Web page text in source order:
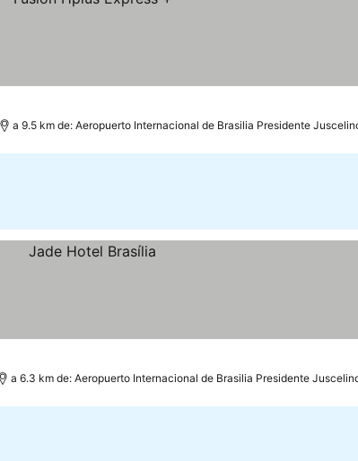
a 9.5 km de: Aeropuerto Internacional de Brasilia Presidente
a 6.3 km de: Aeropuerto Internacional de Brasilia Presidente